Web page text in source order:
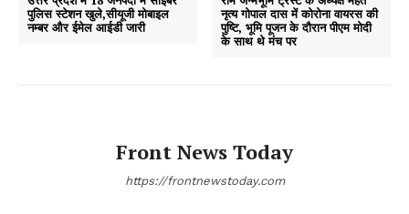
पुलिस स्टेशन खुले,सीयूजी मोबाइल
नम्बर और ईमेल आईडी जारी
नृत्य गोपाल दास में कोरोना वायरस की
पुष्टि, भूमि पूजन के दौरान पीएम मोदी
के साथ थे मंच पर
Front News Today
https://frontnewstoday.com